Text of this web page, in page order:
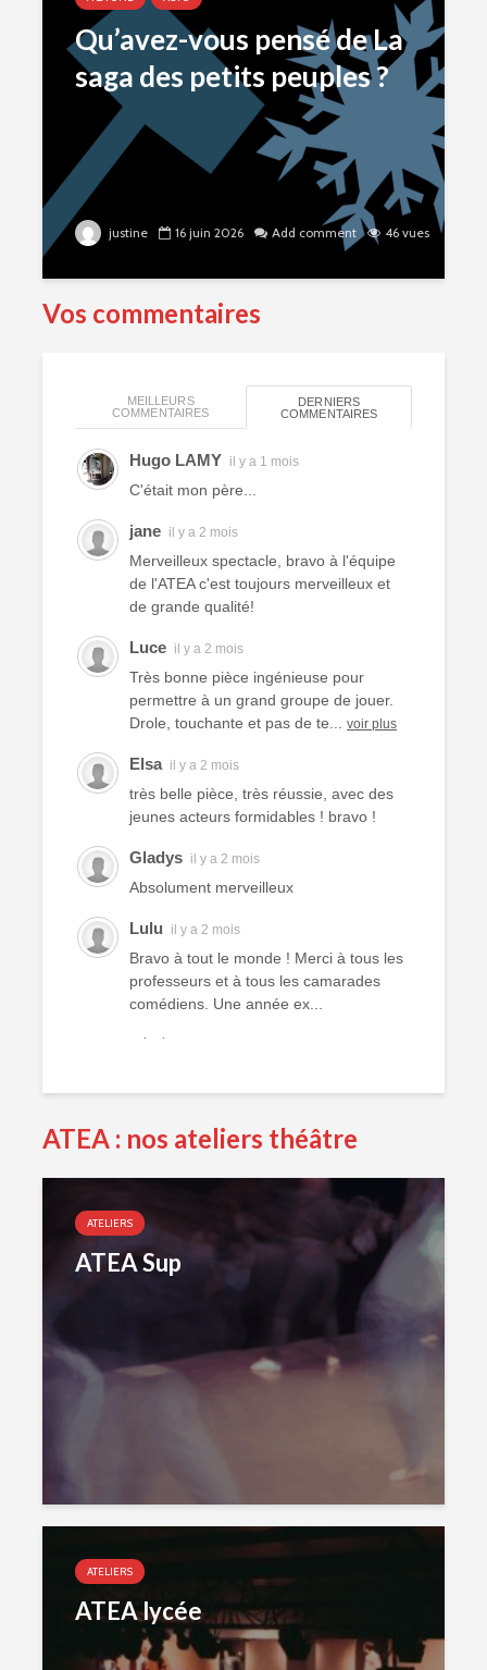
Qu’avez-vous pensé de La
saga des petits peuples ?
justine 16 juin 2026 Add comment 46 vues
Vos commentaires
MEILLEURS
COMMENTAIRES
DERNIERS
COMMENTAIRES
Hugo LAMY il y a 1 mois
C'était mon père...
jane il y a 2 mois
Merveilleux spectacle, bravo à l'équipe
de l'ATEA c'est toujours merveilleux et
de grande qualité!
Luce il y a 2 mois
Très bonne pièce ingénieuse pour
permettre à un grand groupe de jouer.
Drole, touchante et pas de te...
voir plus
Elsa il y a 2 mois
très belle pièce, très réussie, avec des
jeunes acteurs formidables ! bravo !
Gladys il y a 2 mois
Absolument merveilleux
Lulu il y a 2 mois
Bravo à tout le monde ! Merci à tous les
professeurs et à tous les camarades
comédiens. Une année ex...
voir plus
Virginie Delisle
Bravo à toute l'équipe de L'ATEA.
Un moment inoubliable, d'une intensité
remarquab...
Superbe performance. On sent tout le
poids du tragique de la pièce de
bonne qualité.
ATEA : nos ateliers théâtre
ATELIERS
ATEA Sup
ATELIERS
ATEA lycée